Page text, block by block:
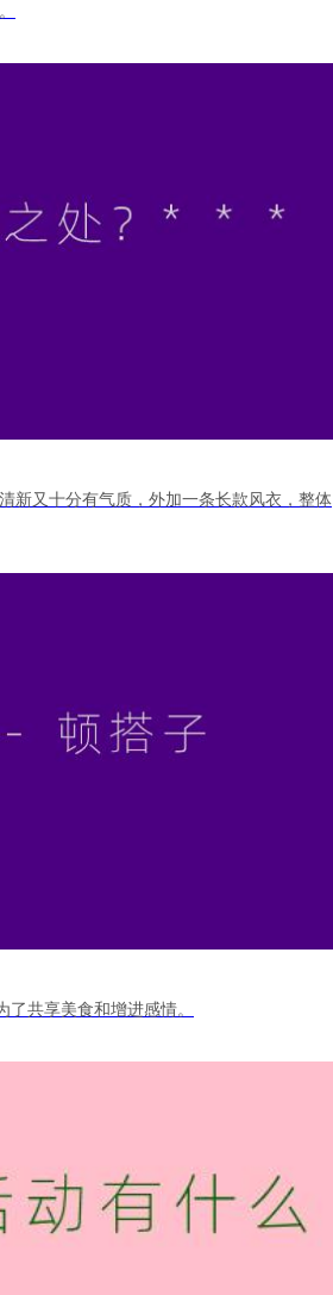
新又十分有气质，外加一条长款风衣，整体
共享美食和增进感情。